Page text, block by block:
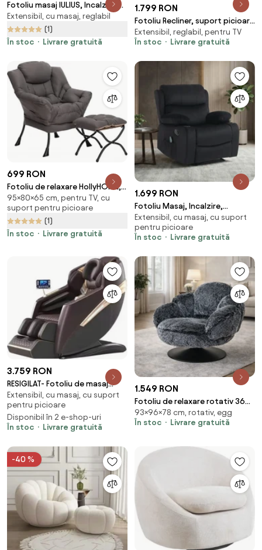
Fotoliu masaj IULIUS, Incalzire,
Bluetooth, Display LCD, Ecran
tactil color, Zero Gravity, 2
Boxe, Moduri Automate,
Suport picioare extensibil, Piele
PU Premium, Negru/Portocaliu
Extensibil, cu masaj, reglabil
(1)
În stoc
Livrare gratuită
1.799 RON
Fotoliu Recliner, suport picioare
extensibil, Piele Ecologica, Gri
Extensibil, reglabil, pentru TV
În stoc
Livrare gratuită
699 RON
Fotoliu de relaxare HollyHOME,
cu taburet pliabil, stofă, Gri
închis
95×80×65 cm, pentru TV, cu
suport pentru picioare
(1)
În stoc
Livrare gratuită
1.699 RON
Fotoliu Masaj, Incalzire,
rabatabil, sezut cu arcuri
metalice, suport picioare
extensibil, catifea, Negru
Extensibil, cu masaj, cu suport
pentru picioare
În stoc
Livrare gratuită
3.759 RON
RESIGILAT- Fotoliu de masaj
QUITUS, cu Incalzire, Bluetooth,
Display, Ecran tactil, Zero
Gravity, 2 Boxe, Moduri
Automate, Suport Picioare
Premium, Maro
Extensibil, cu masaj, cu suport
pentru picioare
Disponibil în 2 e-shop-uri
În stoc
Livrare gratuită
1.549 RON
Fotoliu de relaxare rotativ 360°
tip Lounge, tapițerie Mink
Cashmere, bază metalică
93×96×78 cm, rotativ, egg
În stoc
Livrare gratuită
-40 %